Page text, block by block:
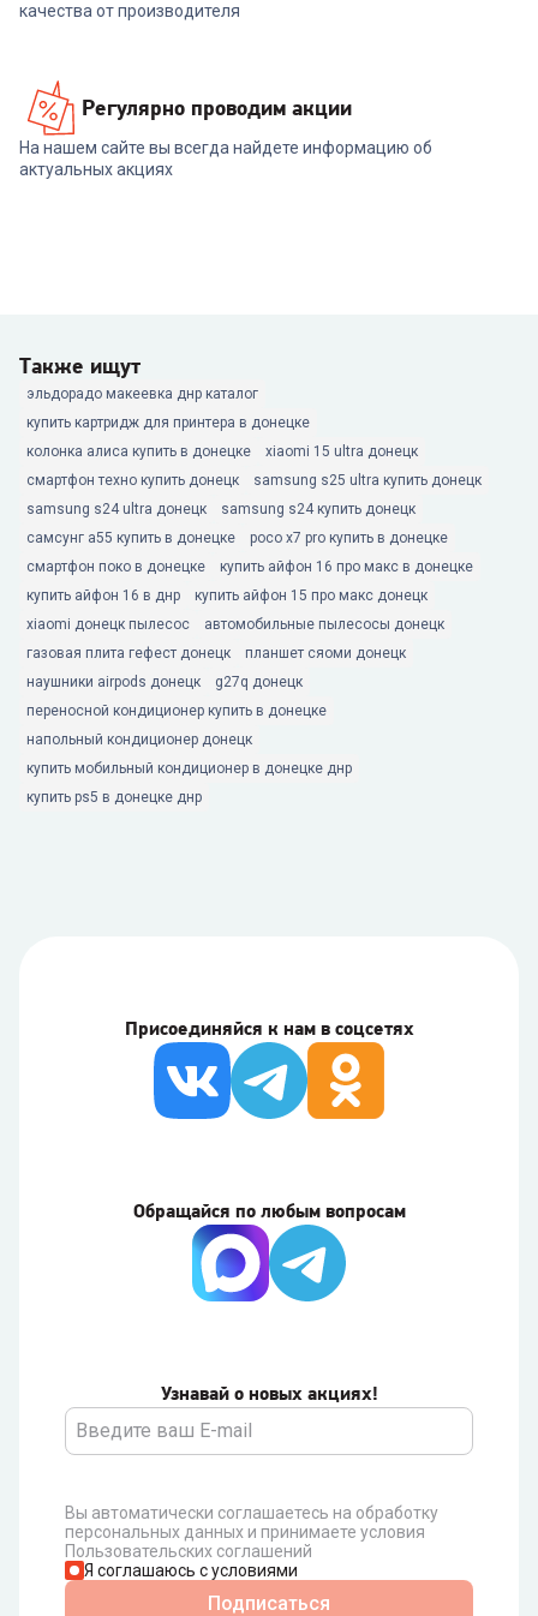
качества от производителя
Регулярно проводим акции
На нашем сайте вы всегда найдете информацию об
актуальных акциях
Также ищут
эльдорадо макеевка днр каталог
купить картридж для принтера в донецке
колонка алиса купить в донецке
xiaomi 15 ultra донецк
смартфон техно купить донецк
samsung s25 ultra купить донецк
samsung s24 ultra донецк
samsung s24 купить донецк
самсунг а55 купить в донецке
poco x7 pro купить в донецке
смартфон поко в донецке
купить айфон 16 про макс в донецке
купить айфон 16 в днр
купить айфон 15 про макс донецк
xiaomi донецк пылесос
автомобильные пылесосы донецк
газовая плита гефест донецк
планшет сяоми донецк
наушники airpods донецк
g27q донецк
переносной кондиционер купить в донецке
напольный кондиционер донецк
купить мобильный кондиционер в донецке днр
купить ps5 в донецке днр
Присоединяйся к нам в соцсетях
Узнавай о новых акциях!
Вы автоматически соглашаетесь на обработку
персональных данных и принимаете условия
Пользовательских соглашений
Я соглашаюсь с условиями
Подписаться
Обращайся по любым вопросам